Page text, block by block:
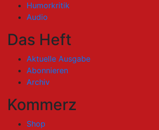
Humorkritik
Audio
Das Heft
Aktuelle Ausgabe
Abonnieren
Archiv
Kommerz
Shop